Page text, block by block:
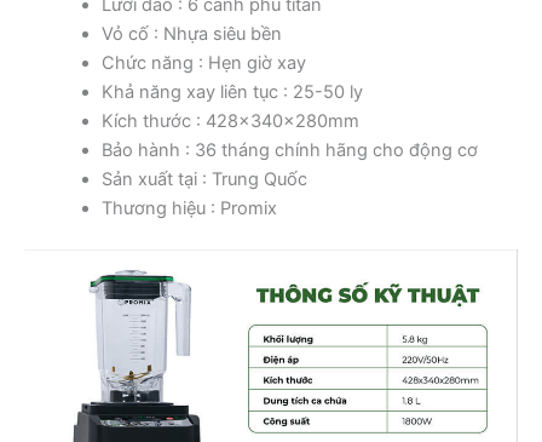
Lưỡi dao : 6 cánh phủ titan
Vỏ cố : Nhựa siêu bền
Chức năng : Hẹn giờ xay
Khả năng xay liên tục : 25-50 ly
Kích thước : 428x340x280mm
Bảo hành : 36 tháng chính hãng cho động cơ
Sản xuất tại : Trung Quốc
Thương hiệu : Promix